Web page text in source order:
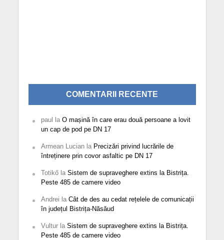
COMENTARII RECENTE
paul la O mașină în care erau două persoane a lovit
un cap de pod pe DN 17
Armean Lucianla Precizări privind lucrările de
întreținere prin covor asfaltic pe DN 17
Totikőla Sistem de supraveghere extins la Bistrița.
Peste 485 de camere video
Andrei la Cât de des au cedat rețelele de comunicații
în județul Bistrița-Năsăud
Vulturla Sistem de supraveghere extins la Bistrița.
Peste 485 de camere video